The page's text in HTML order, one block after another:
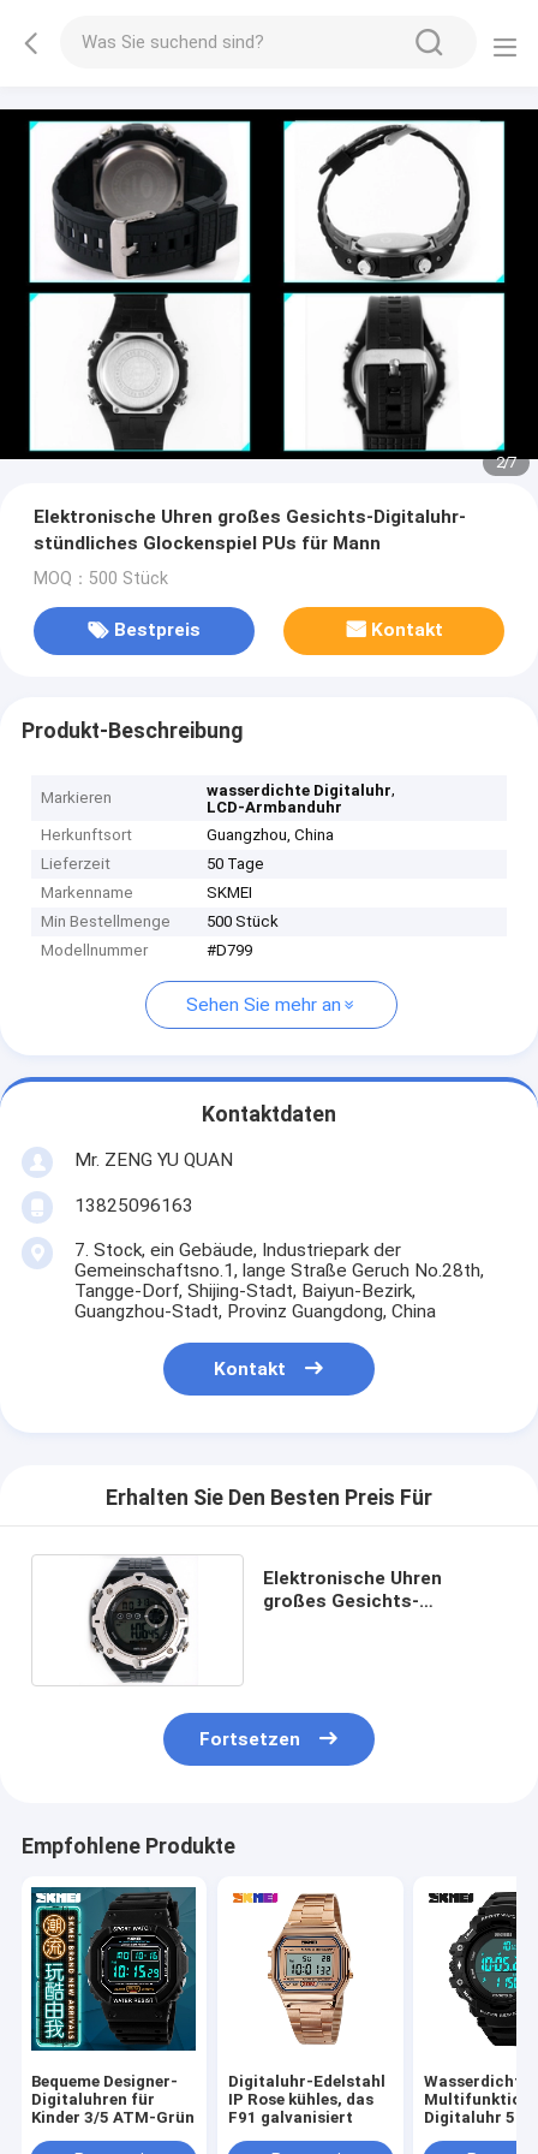
2/7
Elektronische Uhren großes Gesichts-Digitaluhr-
stündliches Glockenspiel PUs für Mann
MOQ：500 Stück
Bestpreis Kontakt
Produkt-Beschreibung
Markieren wasserdichte Digitaluhr,
LCD-Armbanduhr
Herkunftsort
Guangzhou, China
Lieferzeit
50 Tage
Markenname
SKMEI
Min Bestellmenge
500 Stück
Modellnummer
#D799
Sehen Sie mehr an
Kontaktdaten
Mr. ZENG YU QUAN
13825096163
7. Stock, ein Gebäude, Industriepark der
Gemeinschaftsno.1, lange Straße Geruch No.28th,
Tangge-Dorf, Shijing-Stadt, Baiyun-Bezirk,
Guangzhou-Stadt, Provinz Guangdong, China
Kontakt
Erhalten Sie Den Besten Preis Für
Elektronische Uhren
großes Gesichts-
Fortsetzen
Empfohlene Produkte
Bequeme Designer-
Digitaluhren für
Kinder 3/5 ATM-Grün
Digitaluhr-Edelstahl
IP Rose kühles, das
F91 galvanisiert
Wasserdichte
Digitaluhr